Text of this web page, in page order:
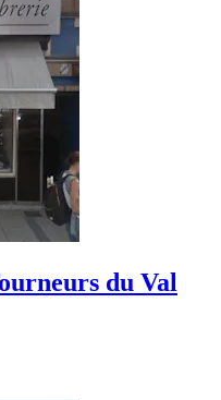
du Val